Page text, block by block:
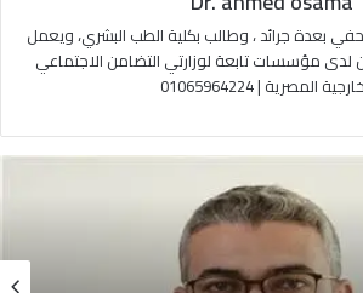
بعدة جرائد ، وطالب بكلية الطب البشري، ويعمل
مؤسسات تابعة لوزارتي التضامن الاجتماعي
المصرية | 01065964224